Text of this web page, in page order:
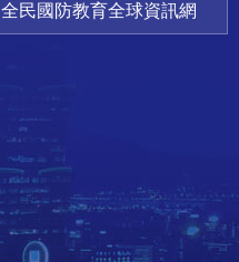
全民國防教育全球資訊網